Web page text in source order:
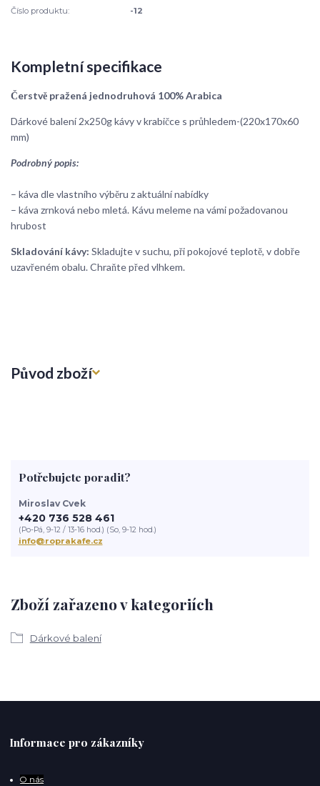
Číslo produktu: -12
Kompletní specifikace
Čerstvě pražená jednodruhová 100% Arabica
Dárkové balení 2x250g kávy v krabičce s průhledem-(220x170x60
mm)
Podrobný popis:
– káva dle vlastního výběru z aktuální nabídky
– káva zrnková nebo mletá. Kávu meleme na vámi požadovanou
hrubost
Skladování kávy: Skladujte v suchu, při pokojové teplotě, v dobře
uzavřeném obalu. Chraňte před vlhkem.
Původ zboží
Zboží zařazeno v kategoriích
Dárkové balení
Potřebujete poradit?
Miroslav Cvek
+420 736 528 461
(Po-Pá, 9-12 / 13-16 hod.) (So, 9-12 hod.)
info@roprakafe.cz
Informace pro zákazníky
O nás